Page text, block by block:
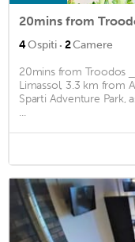
20mins from
4Ospiti · 2Camere
20mins from Troodos
Limassol, 3.3 km from
Sparti Adventure Park,
...